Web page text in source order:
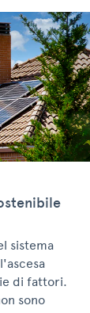
sistema
di fattori.
sono